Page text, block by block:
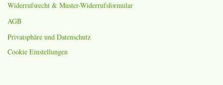
Widerrufsrecht & Muster-Widerrufsformular
AGB
Privatsphäre und Datenschutz
Cookie Einstellungen